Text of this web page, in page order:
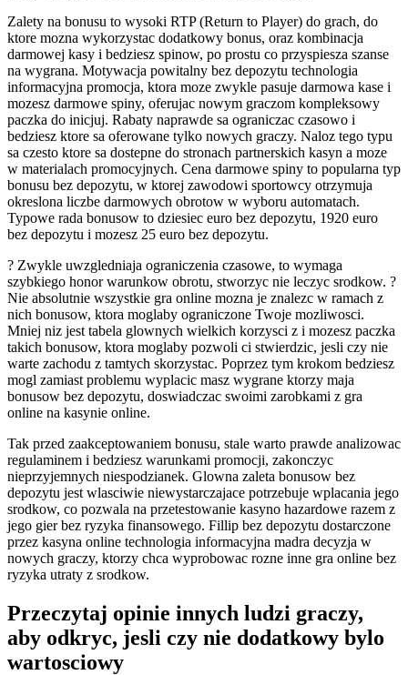
Zalety na bonusu to wysoki RTP (Return to Player) do grach, do
ktore mozna wykorzystac dodatkowy bonus, oraz kombinacja
darmowej kasy i bedziesz spinow, po prostu co przyspiesza szanse
na wygrana. Motywacja powitalny bez depozytu technologia
informacyjna promocja, ktora moze zwykle pasuje darmowa kase i
mozesz darmowe spiny, oferujac nowym graczom kompleksowy
paczka do inicjuj. Rabaty naprawde sa ograniczac czasowo i
bedziesz ktore sa oferowane tylko nowych graczy. Naloz tego typu
sa czesto ktore sa dostepne do stronach partnerskich kasyn a moze
w materialach promocyjnych. Cena darmowe spiny to popularna typ
bonusu bez depozytu, w ktorej zawodowi sportowcy otrzymuja
okreslona liczbe darmowych obrotow w wyboru automatach.
Typowe rada bonusow to dziesiec euro bez depozytu, 1920 euro
bez depozytu i mozesz 25 euro bez depozytu.
? Zwykle uwzgledniaja ograniczenia czasowe, to wymaga
szybkiego honor warunkow obrotu, stworzyc nie leczyc srodkow. ?
Nie absolutnie wszystkie gra online mozna je znalezc w ramach z
nich bonusow, ktora moglaby ograniczone Twoje mozliwosci.
Mniej niz jest tabela glownych wielkich korzysci z i mozesz paczka
takich bonusow, ktora moglaby pozwoli ci stwierdzic, jesli czy nie
warte zachodu z tamtych skorzystac. Poprzez tym krokom bedziesz
mogl zamiast problemu wyplacic masz wygrane ktorzy maja
bonusow bez depozytu, doswiadczac swoimi zarobkami z gra
online na kasynie online.
Tak przed zaakceptowaniem bonusu, stale warto prawde analizowac
regulaminem i bedziesz warunkami promocji, zakonczyc
nieprzyjemnych niespodzianek. Glowna zaleta bonusow bez
depozytu jest wlasciwie niewystarczajace potrzebuje wplacania jego
srodkow, co pozwala na przetestowanie kasyno hazardowe razem z
jego gier bez ryzyka finansowego. Fillip bez depozytu dostarczone
przez kasyna online technologia informacyjna madra decyzja w
nowych graczy, ktorzy chca wyprobowac rozne inne gra online bez
ryzyka utraty z srodkow.
Przeczytaj opinie innych ludzi graczy,
aby odkryc, jesli czy nie dodatkowy bylo
wartosciowy